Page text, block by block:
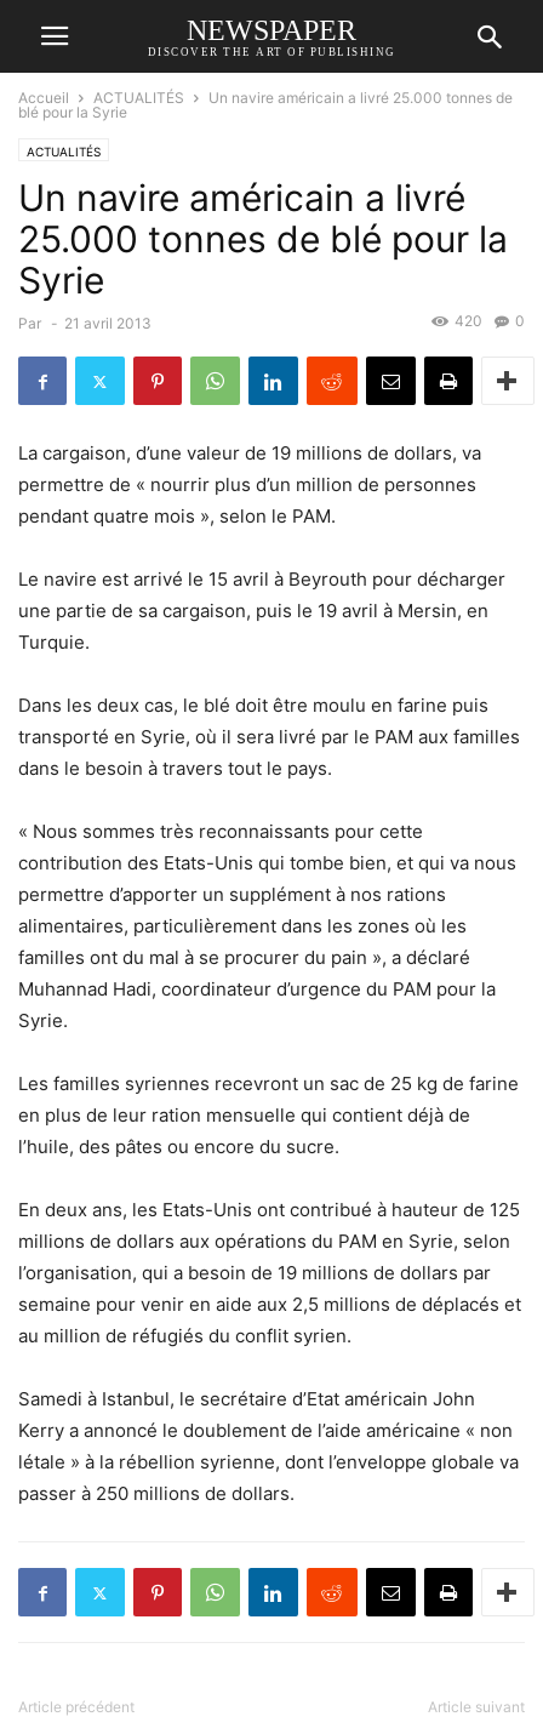
NEWSPAPER
DISCOVER THE ART OF PUBLISHING
Accueil ACTUALITÉS
Un navire américain a livré 25.000 tonnes de
blé pour la Syrie
ACTUALITÉS
Un navire américain a livré
25.000 tonnes de blé pour la
Syrie
Par - 21 avril 2013 0
420
La cargaison, d’une valeur de 19 millions de dollars, va
permettre de « nourrir plus d’un million de personnes
pendant quatre mois », selon le PAM.
Le navire est arrivé le 15 avril à Beyrouth pour décharger
une partie de sa cargaison, puis le 19 avril à Mersin, en
Turquie.
Dans les deux cas, le blé doit être moulu en farine puis
transporté en Syrie, où il sera livré par le PAM aux familles
dans le besoin à travers tout le pays.
« Nous sommes très reconnaissants pour cette
contribution des Etats-Unis qui tombe bien, et qui va nous
permettre d’apporter un supplément à nos rations
alimentaires, particulièrement dans les zones où les
familles ont du mal à se procurer du pain », a déclaré
Muhannad Hadi, coordinateur d’urgence du PAM pour la
Syrie.
Les familles syriennes recevront un sac de 25 kg de farine
en plus de leur ration mensuelle qui contient déjà de
l’huile, des pâtes ou encore du sucre.
En deux ans, les Etats-Unis ont contribué à hauteur de 125
millions de dollars aux opérations du PAM en Syrie, selon
l’organisation, qui a besoin de 19 millions de dollars par
semaine pour venir en aide aux 2,5 millions de déplacés et
au million de réfugiés du conflit syrien.
Samedi à Istanbul, le secrétaire d’Etat américain John
Kerry a annoncé le doublement de l’aide américaine « non
létale » à la rébellion syrienne, dont l’enveloppe globale va
passer à 250 millions de dollars.
Article précédent Article suivant